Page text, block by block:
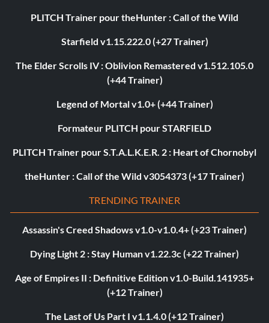
PLITCH Trainer pour theHunter : Call of the Wild
Starfield v1.15.222.0 (+27 Trainer)
The Elder Scrolls IV : Oblivion Remastered v1.512.105.0
(+44 Trainer)
Legend of Mortal v1.0+ (+44 Trainer)
Formateur PLITCH pour STARFIELD
PLITCH Trainer pour S.T.A.L.K.E.R. 2 : Heart of Chornobyl
theHunter : Call of the Wild v3054373 (+17 Trainer)
TRENDING TRAINER
Assassin's Creed Shadows v1.0-v1.0.4+ (+23 Trainer)
Dying Light 2 : Stay Human v1.22.3c (+22 Trainer)
Age of Empires II : Definitive Edition v1.0-Build.141935+
(+12 Trainer)
The Last of Us Part I v1.1.4.0 (+12 Trainer)